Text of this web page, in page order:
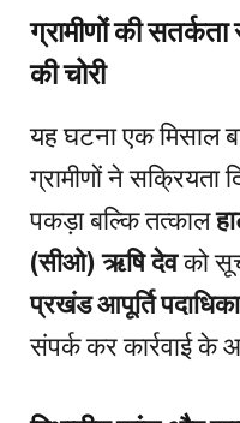
ग्रामीणों की
की चोरी
यह घटना एक मिसाल
ग्रामीणों ने
पकड़ा बल्कि तत्काल
(सीओ) ऋषि देवको
प्रखंड आपूर्ति
संपर्क कर कार्रवाई के